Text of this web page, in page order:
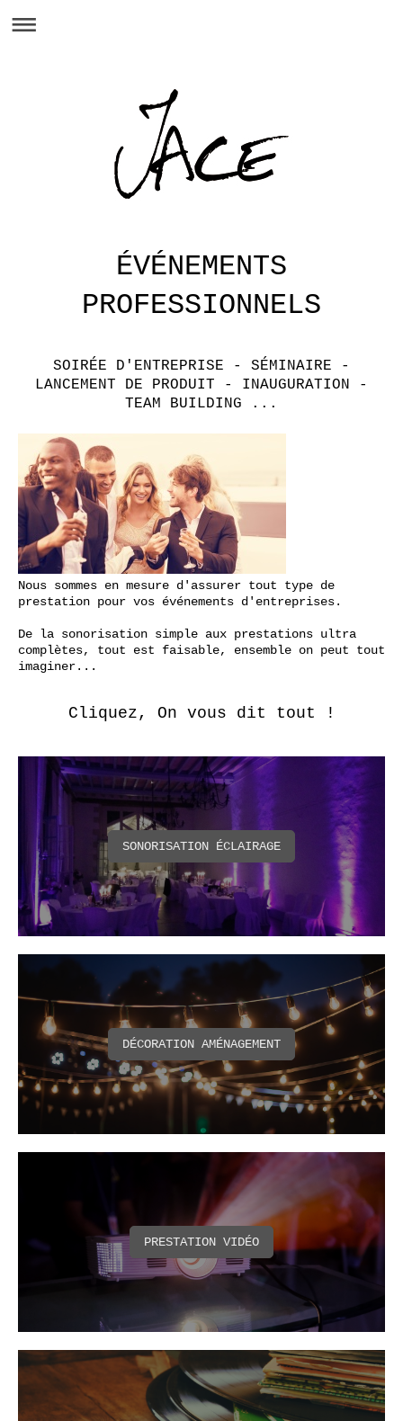
ÉVÉNEMENTS
PROFESSIONNELS
SOIRÉE D'ENTREPRISE - SÉMINAIRE -
LANCEMENT DE PRODUIT - INAUGURATION -
TEAM BUILDING ...
Nous sommes en mesure d'assurer tout type de
prestation pour vos événements d'entreprises.
De la sonorisation simple aux prestations ultra
complètes, tout est faisable, ensemble on peut tout
imaginer...
Cliquez, On vous dit tout !
SONORISATION ÉCLAIRAGE
DÉCORATION AMÉNAGEMENT
PRESTATION VIDÉO